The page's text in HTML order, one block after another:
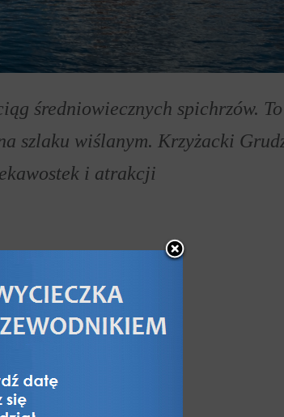
średniowiecznych spichrzów.
szlaku wiślanym. Krzyżacki
i atrakcji
91 i 55)
GUS)
panoramą nadwiślańską,